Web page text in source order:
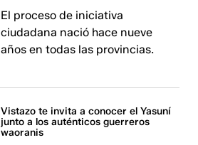
El proceso de iniciativa
ciudadana nació hace nueve
años en todas las provincias.
Vistazo te invita a conocer el Yasuní
junto a los auténticos guerreros
waoranis